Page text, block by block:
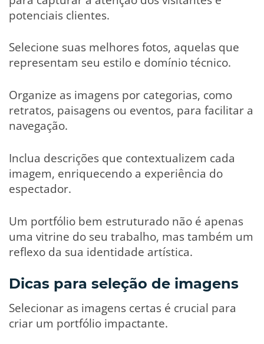
potenciais clientes.
Selecione suas melhores fotos, aquelas que
representam seu estilo e domínio técnico.
Organize as imagens por categorias, como
retratos, paisagens ou eventos, para facilitar a
navegação.
Inclua descrições que contextualizem cada
imagem, enriquecendo a experiência do
espectador.
Um portfólio bem estruturado não é apenas
uma vitrine do seu trabalho, mas também um
reflexo da sua identidade artística.
Dicas para seleção de imagens
Selecionar as imagens certas é crucial para
criar um portfólio impactante.